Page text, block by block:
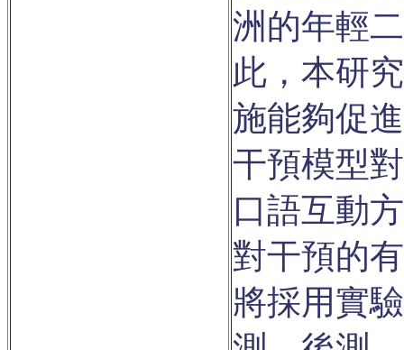
洲的年輕
此，本研
施能夠促
干預模型
口語互動
對干預的
將採用實